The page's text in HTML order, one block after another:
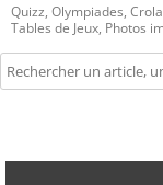
Quizz, Olympiades,
Tables de Jeux, Photos